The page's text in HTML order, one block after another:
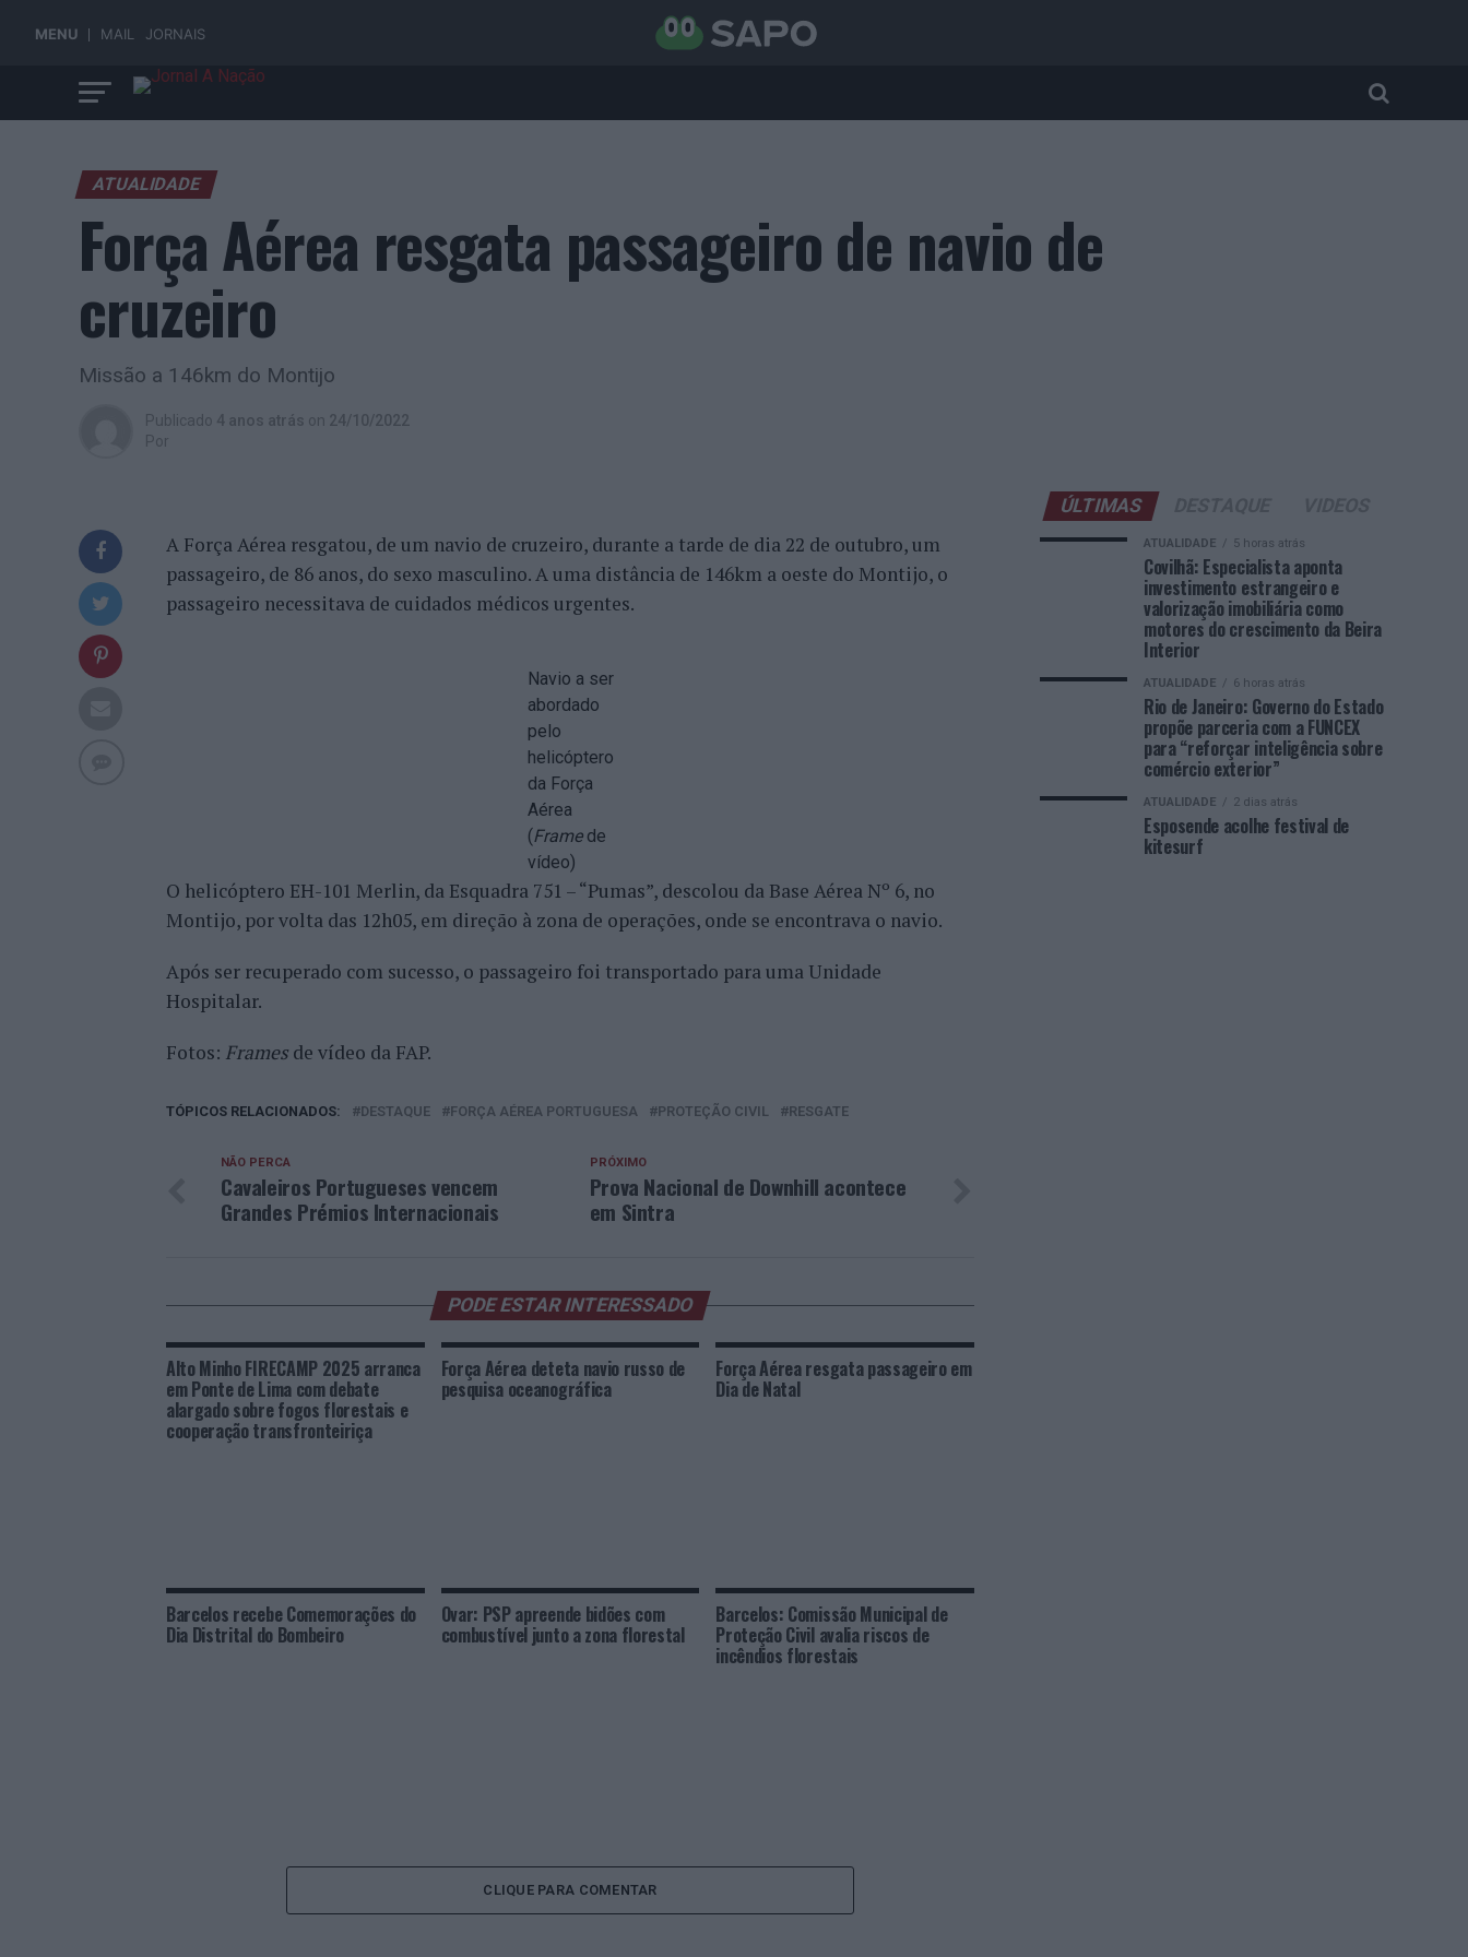
MENU MAIL JORNAIS
ATUALIDADE
Força Aérea resgata passageiro de navio de
cruzeiro
Missão a 146km do Montijo
Publicado 4 anos atrás on 24/10/2022
Por
A Força Aérea resgatou, de um navio de cruzeiro, durante a tarde de dia 22 de outubro, um
passageiro, de 86 anos, do sexo masculino. A uma distância de 146km a oeste do Montijo, o
passageiro necessitava de cuidados médicos urgentes.
Navio a ser
abordado
pelo
helicóptero
da Força
Aérea
(Framede
vídeo)
O helicóptero EH-101 Merlin, da Esquadra 751 – “Pumas”, descolou da Base Aérea Nº 6, no
Montijo, por volta das 12h05, em direção à zona de operações, onde se encontrava o navio.
Após ser recuperado com sucesso, o passageiro foi transportado para uma Unidade
Hospitalar.
Fotos: Frames de vídeo da FAP.
TÓPICOS RELACIONADOS: DESTAQUE FORÇA AÉREA PORTUGUESA PROTEÇÃO CIVIL RESGATE
PRÓXIMO
Prova Nacional de Downhill acontece
em Sintra
NÃO PERCA
Cavaleiros Portugueses vencem
Grandes Prémios Internacionais
PODE ESTAR INTERESSADO
Alto Minho FIRECAMP 2025 arranca
em Ponte de Lima com debate
alargado sobre fogos florestais e
cooperação transfronteiriça
Força Aérea deteta navio russo de
pesquisa oceanográfica
Força Aérea resgata passageiro em
Dia de Natal
Barcelos recebe Comemorações do
Dia Distrital do Bombeiro
Ovar: PSP apreende bidões com
combustível junto a zona florestal
Barcelos: Comissão Municipal de
Proteção Civil avalia riscos de
incêndios florestais
CLIQUE PARA COMENTAR
ÚLTIMAS
ATUALIDADE 5 horas atrás
Covilhã: Especialista aponta
investimento estrangeiro e
valorização imobiliária como
motores do crescimento da Beira
Interior
ATUALIDADE 6 horas atrás
Rio de Janeiro: Governo do Estado
propõe parceria com a FUNCEX
para “reforçar inteligência sobre
comércio exterior”
ATUALIDADE 2 dias atrás
Esposende acolhe festival de
kitesurf